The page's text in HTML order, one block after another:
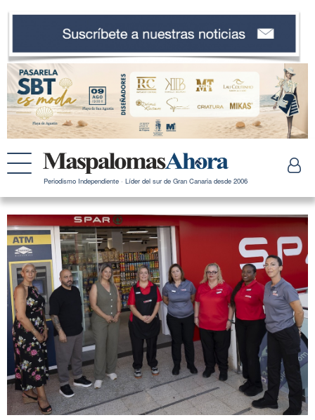
Periodismo Independiente · Líder del sur de Gran Canaria desde 2006